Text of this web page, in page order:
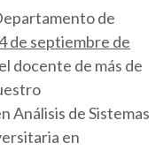
de
de septiembre de
docente de más de
Análisis de Sistemas
en